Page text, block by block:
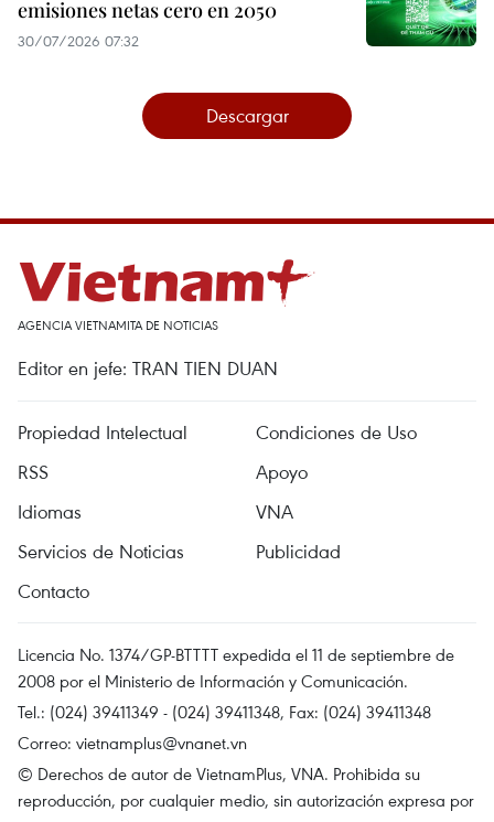
emisiones netas cero en 2050
30/07/2026 07:32
Descargar
AGENCIA VIETNAMITA DE NOTICIAS
Editor en jefe: TRAN TIEN DUAN
Propiedad Intelectual
Condiciones de Uso
RSS
Apoyo
Idiomas
VNA
Servicios de Noticias
Publicidad
Contacto
Licencia No. 1374/GP-BTTTT expedida el 11 de septiembre de
2008 por el Ministerio de Información y Comunicación.
Tel.: (024) 39411349 - (024) 39411348, Fax: (024) 39411348
Correo: vietnamplus@vnanet.vn
© Derechos de autor de VietnamPlus, VNA. Prohibida su
reproducción, por cualquier medio, sin autorización expresa por